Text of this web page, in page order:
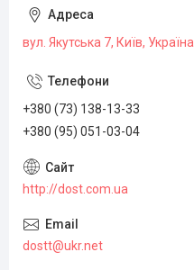
вул. Якутська 7, Київ, Україна
+380 (73) 138-13-33
+380 (95) 051-03-04
http://dost.com.ua
dostt@ukr.net